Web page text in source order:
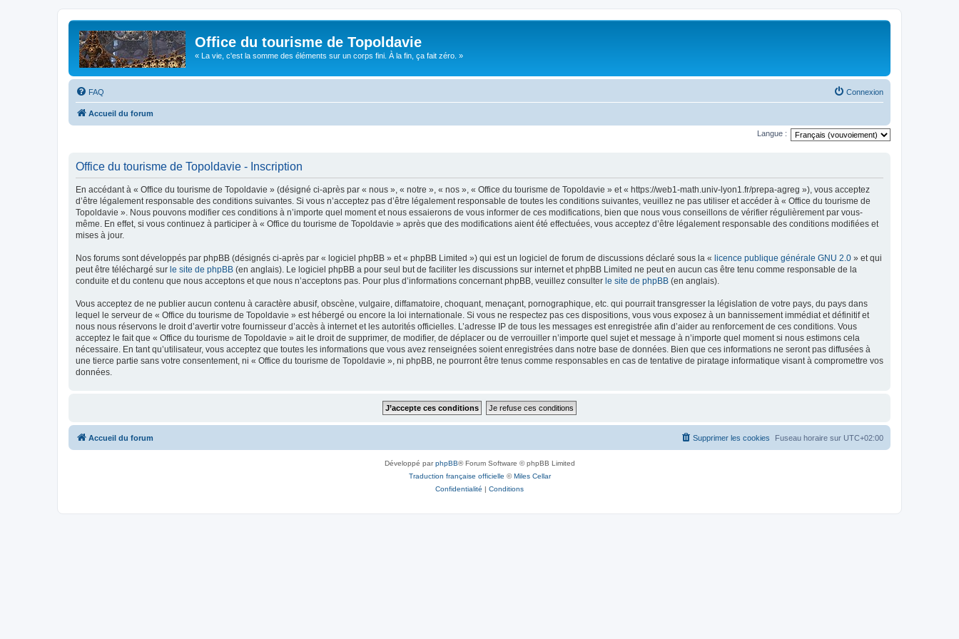
Office du tourisme de Topoldavie
« La vie, c'est la somme des éléments sur un corps fini. À la fin, ça fait zéro. »
FAQ Connexion
Accueil du forum
Langue :
Office du tourisme de Topoldavie - Inscription
En accédant à « Office du tourisme de Topoldavie » (désigné ci-après par « nous », « notre », « nos », « Office du tourisme de Topoldavie » et « https://web1-math.univ-lyon1.fr/prepa-agreg »), vous acceptez
d’être légalement responsable des conditions suivantes. Si vous n’acceptez pas d’être légalement responsable de toutes les conditions suivantes, veuillez ne pas utiliser et accéder à « Office du tourisme de
Topoldavie ». Nous pouvons modifier ces conditions à n’importe quel moment et nous essaierons de vous informer de ces modifications, bien que nous vous conseillons de vérifier régulièrement par vous-
même. En effet, si vous continuez à participer à « Office du tourisme de Topoldavie » après que des modifications aient été effectuées, vous acceptez d’être légalement responsable des conditions modifiées et
mises à jour.
Nos forums sont développés par phpBB (désignés ci-après par « logiciel phpBB » et « phpBB Limited ») qui est un logiciel de forum de discussions déclaré sous la « licence publique générale GNU 2.0 » et qui
peut être téléchargé sur le site de phpBB (en anglais). Le logiciel phpBB a pour seul but de faciliter les discussions sur internet et phpBB Limited ne peut en aucun cas être tenu comme responsable de la
conduite et du contenu que nous acceptons et que nous n’acceptons pas. Pour plus d’informations concernant phpBB, veuillez consulter le site de phpBB (en anglais).
Vous acceptez de ne publier aucun contenu à caractère abusif, obscène, vulgaire, diffamatoire, choquant, menaçant, pornographique, etc. qui pourrait transgresser la législation de votre pays, du pays dans
lequel le serveur de « Office du tourisme de Topoldavie » est hébergé ou encore la loi internationale. Si vous ne respectez pas ces dispositions, vous vous exposez à un bannissement immédiat et définitif et
nous nous réservons le droit d’avertir votre fournisseur d’accès à internet et les autorités officielles. L’adresse IP de tous les messages est enregistrée afin d’aider au renforcement de ces conditions. Vous
acceptez le fait que « Office du tourisme de Topoldavie » ait le droit de supprimer, de modifier, de déplacer ou de verrouiller n’importe quel sujet et message à n’importe quel moment si nous estimons cela
nécessaire. En tant qu’utilisateur, vous acceptez que toutes les informations que vous avez renseignées soient enregistrées dans notre base de données. Bien que ces informations ne seront pas diffusées à
une tierce partie sans votre consentement, ni « Office du tourisme de Topoldavie », ni phpBB, ne pourront être tenus comme responsables en cas de tentative de piratage informatique visant à compromettre vos
données.
Accueil du forum Fuseau horaire sur UTC+02:00
Supprimer les cookies
Développé parphpBB® Forum Software © phpBB Limited
Traduction française officielle ©Miles Cellar
Confidentialité | Conditions